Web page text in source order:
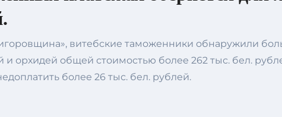
витебские таможенники обнаружили
орхидей общей стоимостью более 262 тыс. бел.
более 26 тыс. бел. рублей.